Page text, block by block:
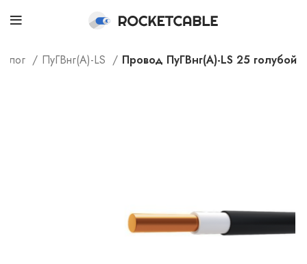
ПуГВнг(А)-LS Провод ПуГВнг(А)-LS 25 голубой